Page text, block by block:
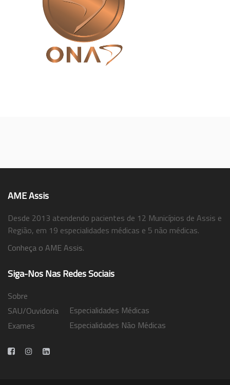
AME Assis
Desde 2013 atendendo pacientes de 12 Municípios de Assis e
Região, em 19 especialidades médicas e 5 não médicas.
Conheça o AME Assis.
Siga-Nos Nas Redes Sociais
Sobre
SAU/Ouvidoria
Exames
Especialidades Médicas
Especialidades Não Médicas